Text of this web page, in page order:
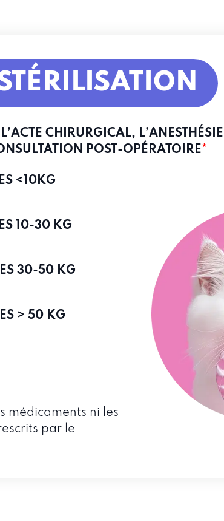
<10KG
10-30 KG
30-50 KG
> 50 KG
médicaments ni les
par le
CHIRURGICAL,
POST-OPÉRATOIRE*